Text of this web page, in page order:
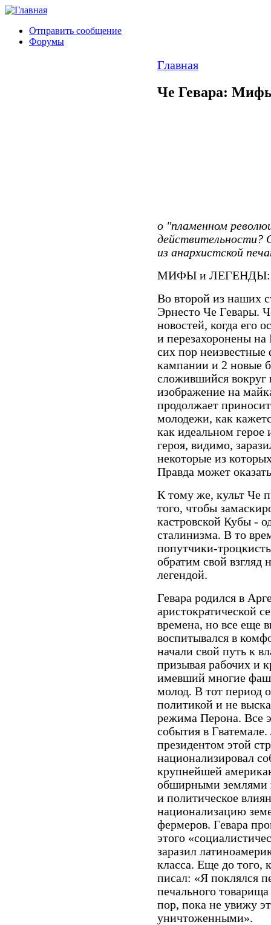
Отправить сообщение
Форумы
Главная
Че Гевара:
о "пламенном
действительности?
из анархистской
МИФЫ и ЛЕГЕНДЫ:
Во второй из наших
Эрнесто Че Гевары.
новостей, когда его
и перезахоронены
сих пор
кампании и 2 новые
сложившийся вокруг
изображение на
продолжает
молодежи, как
как идеальном герое
героя, видимо,
некоторые из
Правда может
К тому же, культ Че
того, чтобы
кастровской Кубы -
сталинизма. В то
попутчики-
обратим свой взгляд
легендой.
Гевара родился в
аристократической
времена, но все еще
воспитывался в
начали свой путь к
призывая рабочих и
имевший многие
молод. В тот период
политикой и не
режима Перона. Все
события в
президентом этой
национализировал
крупнейшей
обширными землями
и политическое
национализацию
фермеров. Гевара
этого
заразил
класса. Еще до того,
писал: «Я поклялся
печального
пор, пока не увижу
уничтоженными».